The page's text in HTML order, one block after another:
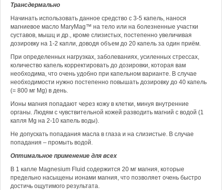
Трансдермально
Начинать использовать данное средство с 3-5 капель, нанося
магниевое масло MaryMag™ на тело или на болезненные участки
суставов, мышц и др., кроме слизистых, постепенно увеличивая
дозировку на 1-2 капли, доводя объем до 20 капель за один приём.
При определенных нагрузках, заболеваниях, усиленных стрессах,
количество капель корректировать до дозировки, которая вам
необходима, что очень удобно при капельном варианте. В случае
необходимости нужно постепенно повышать дозировку до 40 капель
(= 800 мг Mg) в день.
Ионы магния попадают через кожу в клетки, минуя внутренние
органы. Людям с чувствительной кожей разводить магний с водой (1
капля Mg на 2-10 капель воды).
Не допускать попадания масла в глаза и на слизистые. В случае
попадания – промыть водой.
Оптимальное применение для всех
В 1 капле Magnesium Fluid содержится 20 мг магния, которые
предельно насыщены ионами магния, что позволяет очень быстро
достичь ощутимого результата.